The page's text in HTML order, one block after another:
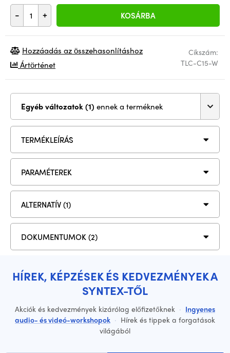
- + KOSÁRBA
Cikszám:
TLC-C15-W
Hozzáadás az összehasonlításhoz
Ártörténet
Egyéb változatok (1) ennek a terméknek
TERMÉKLEÍRÁS
PARAMÉTEREK
ALTERNATÍV (1)
DOKUMENTUMOK (2)
HÍREK, KÉPZÉSEK ÉS KEDVEZMÉNYEK A
SYNTEX-TŐL
Akciók és kedvezmények kizárólag előfizetőknek · Ingyenes
audio- és videó-workshopok · Hírek és tippek a forgatások
világából